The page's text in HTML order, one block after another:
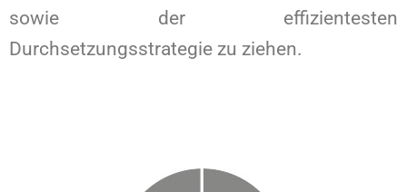
sowie der effizientesten
Durchsetzungsstrategie zu ziehen.